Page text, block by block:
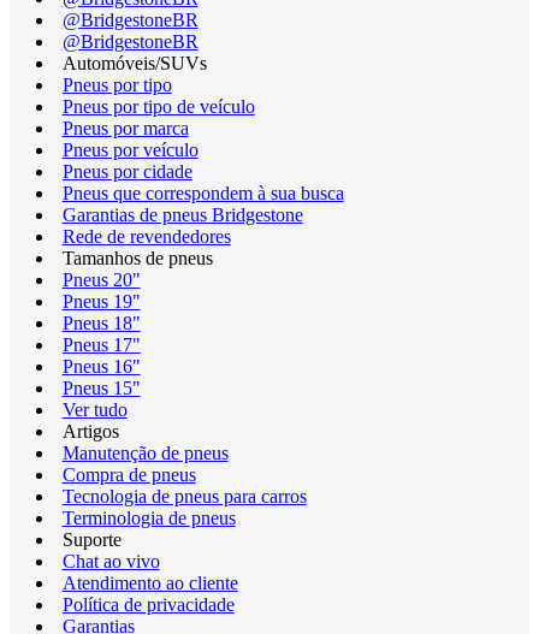
@BridgestoneBR
@BridgestoneBR
Automóveis/SUVs
Pneus por tipo
Pneus por tipo de veículo
Pneus por marca
Pneus por veículo
Pneus por cidade
Pneus que correspondem à sua busca
Garantias de pneus Bridgestone
Rede de revendedores
Tamanhos de pneus
Pneus 20"
Pneus 19"
Pneus 18"
Pneus 17"
Pneus 16"
Pneus 15"
Ver tudo
Artigos
Manutenção de pneus
Compra de pneus
Tecnologia de pneus para carros
Terminologia de pneus
Suporte
Chat ao vivo
Atendimento ao cliente
Política de privacidade
Garantias